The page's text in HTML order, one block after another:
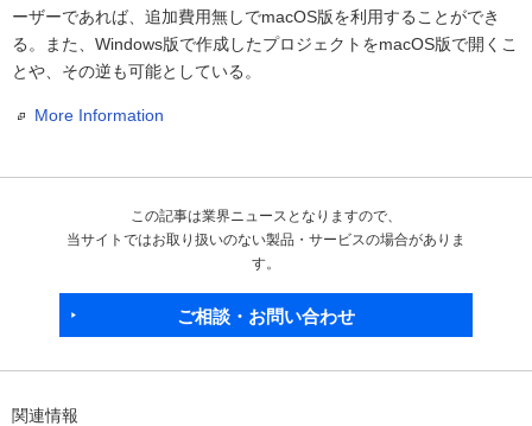
ーザーであれば、追加費用無しでmacOS版を利用することができ
る。また、Windows版で作成したプロジェクトをmacOS版で開くこ
とや、その逆も可能としている。
More Information
この記事は業界ニュースとなりますので、
当サイトではお取り扱いのない製品・サービスの場合がありま
す。
ご相談・お問い合わせ
関連情報